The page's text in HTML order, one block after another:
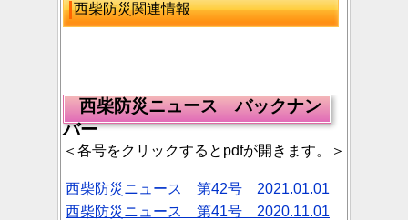
西柴防災関連情報
西柴防災ニュース バックナン
バー
＜各号をクリックするとpdfが開きます。＞
西柴防災ニュース 第42号 2021.01.01
西柴防災ニュース 第41号 2020.11.01